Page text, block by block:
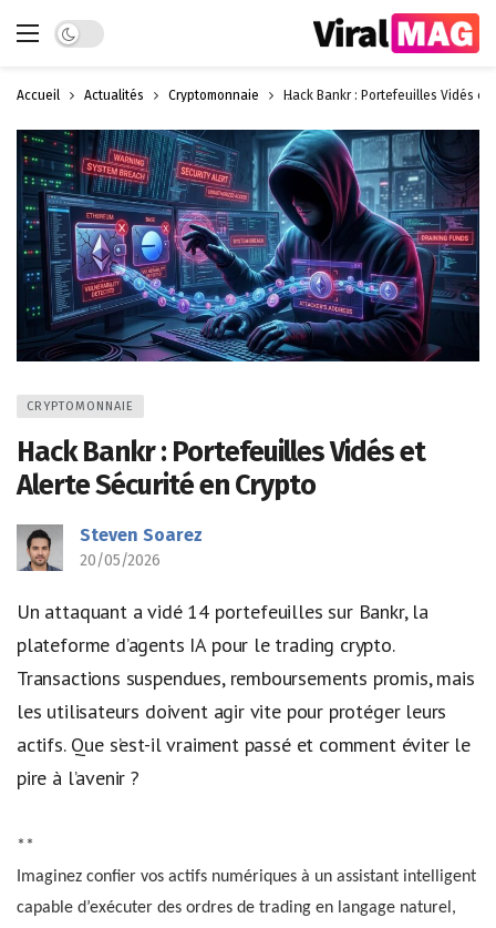
Dark mode
Accueil Actualités Cryptomonnaie Hack Bankr : Portefeuilles Vidés et
CRYPTOMONNAIE
Hack Bankr : Portefeuilles Vidés et
Alerte Sécurité en Crypto
Steven Soarez
20/05/2026
Un attaquant a vidé 14 portefeuilles sur Bankr, la
plateforme d’agents IA pour le trading crypto.
Transactions suspendues, remboursements promis, mais
les utilisateurs doivent agir vite pour protéger leurs
actifs. Que s’est-il vraiment passé et comment éviter le
pire à l’avenir ?
**
Imaginez confier vos actifs numériques à un assistant intelligent
capable d’exécuter des ordres de trading en langage naturel,